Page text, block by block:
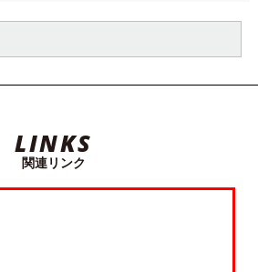
LINKS
関連リンク